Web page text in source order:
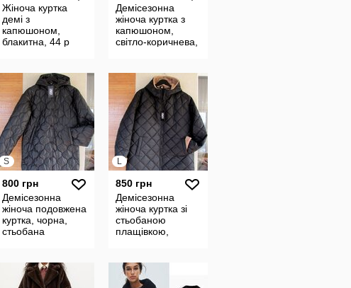
Жіноча куртка
демі з
капюшоном,
блакитна, 44 р
Демісезонна
жіноча куртка з
капюшоном,
світло-коричнева,
S
800 грн
Демісезонна
жіноча подовжена
куртка, чорна,
стьобана
L
850 грн
Демісезонна
жіноча куртка зі
стьобаною
плащівкою,
барашек, 50 р